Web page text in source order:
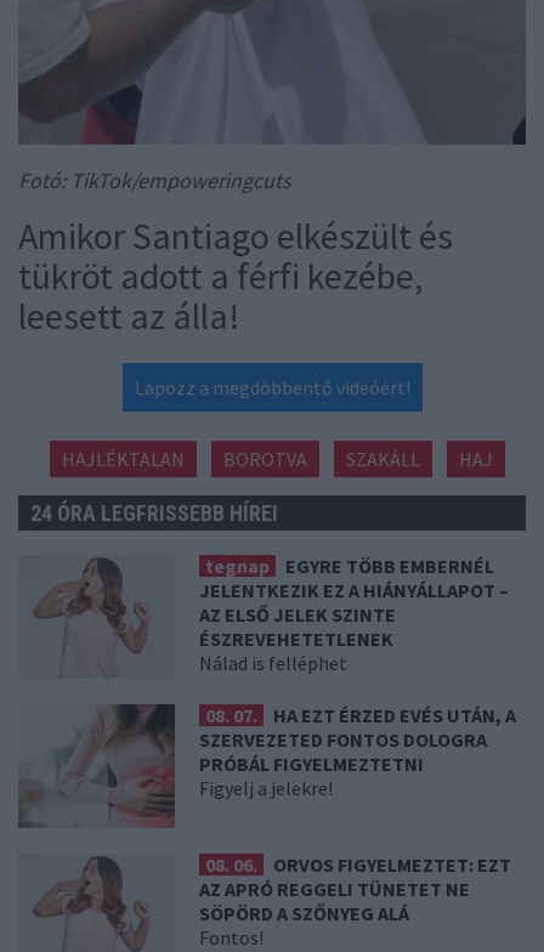
Fotó: TikTok/empoweringcuts
Amikor Santiago elkészült és
tükröt adott a férfi kezébe,
leesett az álla!
Lapozz a megdöbbentő videóért!
HAJLÉKTALAN BOROTVA SZAKÁLL HAJ
24 ÓRA LEGFRISSEBB HÍREI
tegnap
EGYRE TÖBB EMBERNÉL
JELENTKEZIK EZ A HIÁNYÁLLAPOT –
AZ ELSŐ JELEK SZINTE
ÉSZREVEHETETLENEK
Nálad is felléphet
08. 07.
HA EZT ÉRZED EVÉS UTÁN, A
SZERVEZETED FONTOS DOLOGRA
PRÓBÁL FIGYELMEZTETNI
Figyelj a jelekre!
08. 06.
ORVOS FIGYELMEZTET: EZT
AZ APRÓ REGGELI TÜNETET NE
SÖPÖRD A SZŐNYEG ALÁ
Fontos!